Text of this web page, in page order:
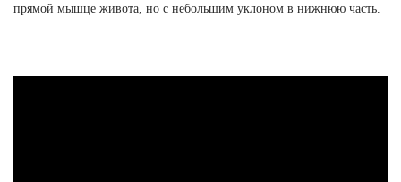
прямой мышце живота, но с небольшим уклоном в нижнюю часть.